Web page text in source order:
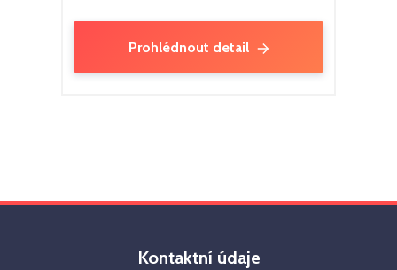
Prohlédnout detail
Kontaktní údaje